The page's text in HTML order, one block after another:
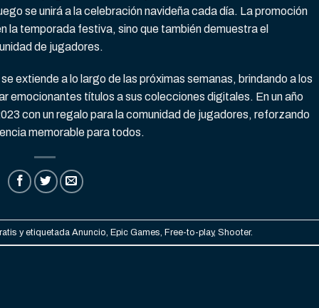
se unirá a la celebración navideña cada día. La promoción
la temporada festiva, sino que también demuestra el
de jugadores.
extiende a lo largo de las próximas semanas, brindando a los
emocionantes títulos a sus colecciones digitales. En un año
con un regalo para la comunidad de jugadores, reforzando
memorable para todos.
y etiquetada Anuncio, Epic Games, Free-to-play, Shooter.